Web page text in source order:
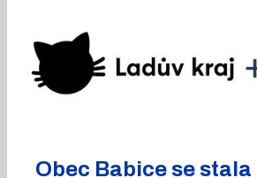
Obec Babice se